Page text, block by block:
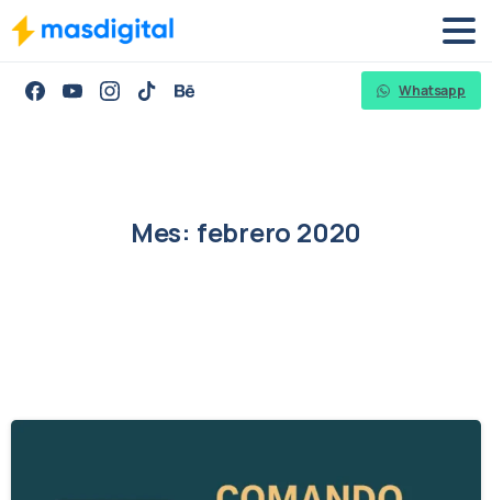
Whatsapp
Mes: febrero 2020